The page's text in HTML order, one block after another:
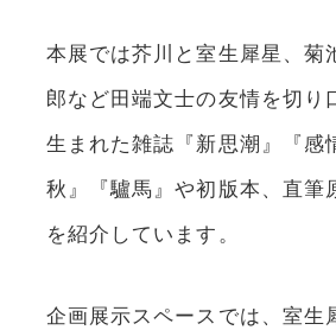
本展では芥川と室生犀星、菊
郎など田端文士の友情を切り
生まれた雑誌『新思潮』『感
秋』『驢馬』や初版本、直筆
を紹介しています。
企画展示スペースでは、室生